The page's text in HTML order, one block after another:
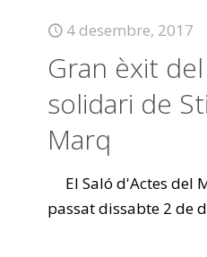
4 desembre, 2017
Gran èxit
solidari de
Marq
El Saló d'Actes del
passat dissabte 2 de